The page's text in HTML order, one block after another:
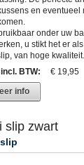
en eventueel
onder uw
u stikt het er
van hoge kwaliteit.
BTW:
€ 19,95
info
slip zwart